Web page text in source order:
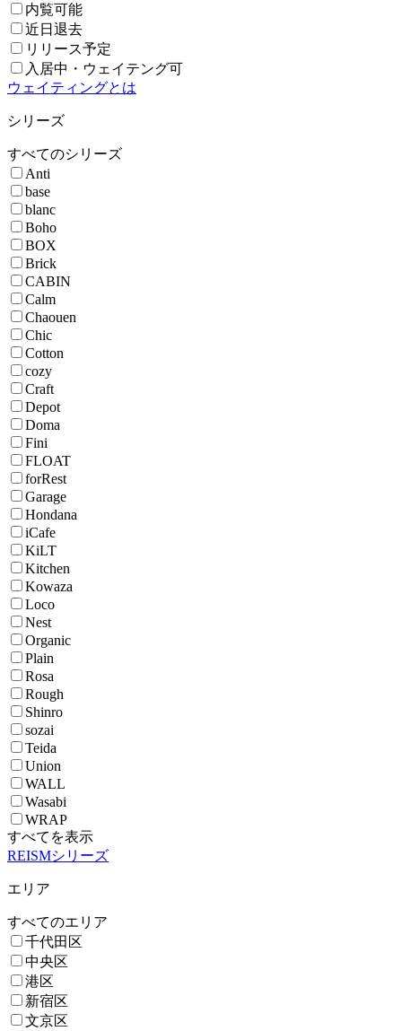
内覧可能
近日退去
リリース予定
入居中・ウェイテング可
ウェイティングとは
シリーズ
すべてのシリーズ
Anti
base
blanc
Boho
BOX
Brick
CABIN
Calm
Chaouen
Chic
Cotton
cozy
Craft
Depot
Doma
Fini
FLOAT
forRest
Garage
Hondana
iCafe
KiLT
Kitchen
Kowaza
Loco
Nest
Organic
Plain
Rosa
Rough
Shinro
sozai
Teida
Union
WALL
Wasabi
WRAP
すべてを表示
REISMシリーズ
エリア
すべてのエリア
千代田区
中央区
港区
新宿区
文京区